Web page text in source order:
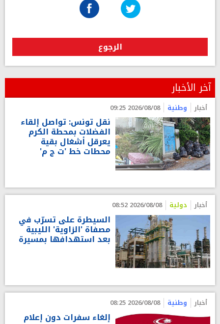
الرجوع
آخر الأخبار
أخبار وطنية 2026/08/08 09:25
نقل تونس: تواصل إلقاء
الفضلات بمحطة الكرم
يعرقل أشغال بقية
محطات خط 'ت ج م'
أخبار دولية 2026/08/08 08:52
السيطرة على تسرّب في
مصفاة 'الزاوية' الليبية
بعد استهدافها بمسيرة
أخبار وطنية 2026/08/08 08:25
إلغاء سفرات دون إعلام